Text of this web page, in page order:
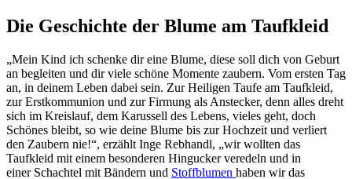
Die Geschichte der Blume am Taufkleid
„Mein Kind ich schenke dir eine Blume, diese soll dich von Geburt
an begleiten und dir viele schöne Momente zaubern. Vom ersten Tag
an, in deinem Leben dabei sein. Zur Heiligen Taufe am Taufkleid,
zur Erstkommunion und zur Firmung als Anstecker, denn alles dreht
sich im Kreislauf, dem Karussell des Lebens, vieles geht, doch
Schönes bleibt, so wie deine Blume bis zur Hochzeit und verliert
den Zaubern nie!“, erzählt Inge Rebhandl, „wir wollten das
Taufkleid mit einem besonderen Hingucker veredeln und in
einer Schachtel mit Bändern und Stoffblumen haben wir das